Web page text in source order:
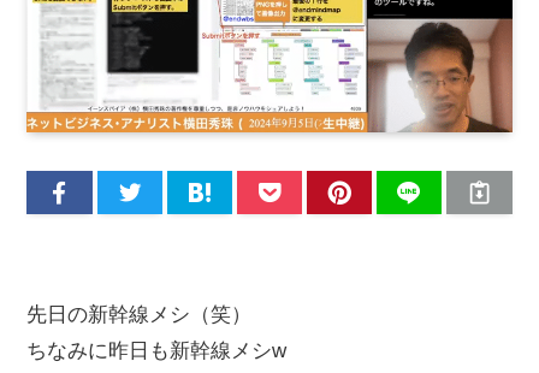
先日の新幹線メシ（笑）
ちなみに昨日も新幹線メシw